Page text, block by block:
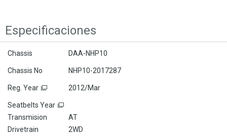
Especificaciones
Chassis DAA-NHP10
Chassis No NHP10-2017287
Reg. Year 2012/Mar
Seatbelts Year
Transmision
AT
Drivetrain
2WD